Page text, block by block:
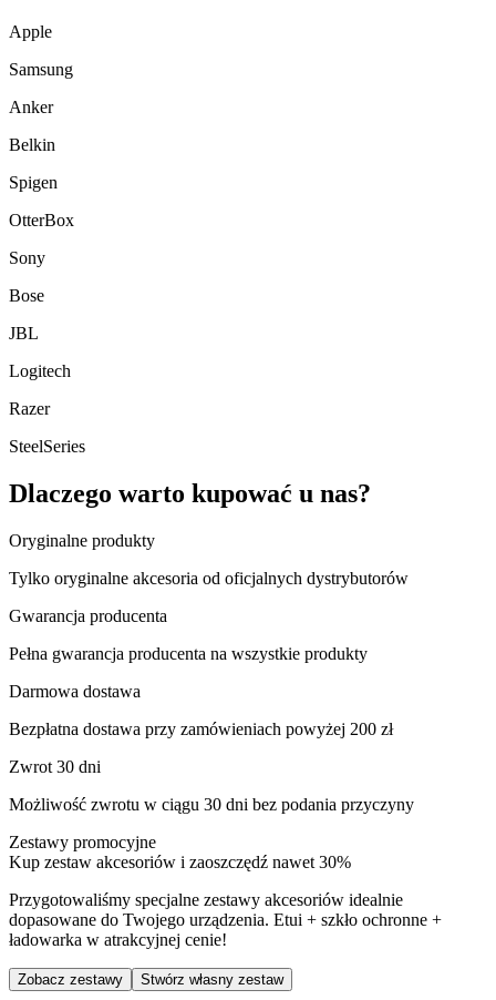
Apple
Samsung
Anker
Belkin
Spigen
OtterBox
Sony
Bose
JBL
Logitech
Razer
SteelSeries
Dlaczego warto kupować u nas?
Oryginalne produkty
Tylko oryginalne akcesoria od oficjalnych dystrybutorów
Gwarancja producenta
Pełna gwarancja producenta na wszystkie produkty
Darmowa dostawa
Bezpłatna dostawa przy zamówieniach powyżej 200 zł
Zwrot 30 dni
Możliwość zwrotu w ciągu 30 dni bez podania przyczyny
Zestawy promocyjne
Kup zestaw akcesoriów i zaoszczędź nawet 30%
Przygotowaliśmy specjalne zestawy akcesoriów idealnie
dopasowane do Twojego urządzenia. Etui + szkło ochronne +
ładowarka w atrakcyjnej cenie!
Zobacz zestawy Stwórz własny zestaw